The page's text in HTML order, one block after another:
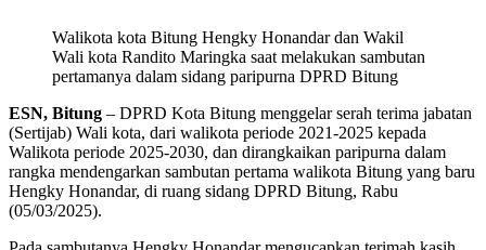
Walikota kota Bitung Hengky Honandar dan Wakil
Wali kota Randito Maringka saat melakukan sambutan
pertamanya dalam sidang paripurna DPRD Bitung
ESN, Bitung – DPRD Kota Bitung menggelar serah terima jabatan
(Sertijab) Wali kota, dari walikota periode 2021-2025 kepada
Walikota periode 2025-2030, dan dirangkaikan paripurna dalam
rangka mendengarkan sambutan pertama walikota Bitung yang baru
Hengky Honandar, di ruang sidang DPRD Bitung, Rabu
(05/03/2025).